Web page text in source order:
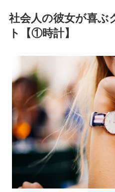
社会人の彼女が喜ぶ
ト【①時計】